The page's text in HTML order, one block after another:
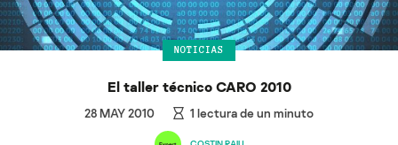
NOTICIAS
El taller técnico CARO 2010
28 MAY 2010 1 lectura de un minuto